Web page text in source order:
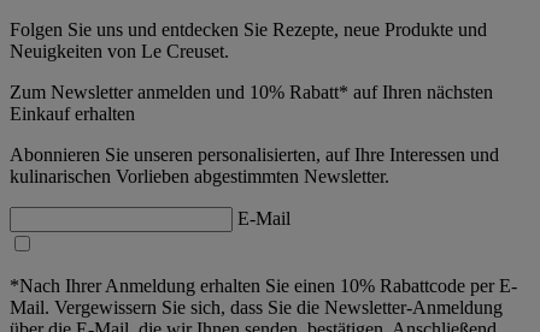
Folgen Sie uns und entdecken Sie Rezepte, neue Produkte und
Neuigkeiten von Le Creuset.
Zum Newsletter anmelden und 10% Rabatt* auf Ihren nächsten
Einkauf erhalten
Abonnieren Sie unseren personalisierten, auf Ihre Interessen und
kulinarischen Vorlieben abgestimmten Newsletter.
E-Mail
*Nach Ihrer Anmeldung erhalten Sie einen 10% Rabattcode per E-
Mail. Vergewissern Sie sich, dass Sie die Newsletter-Anmeldung